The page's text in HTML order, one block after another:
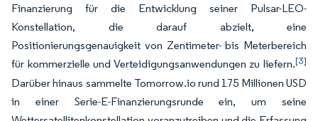
Finanzierung für die Entwicklung seiner Pulsar-LEO-
Konstellation, die darauf abzielt, eine
Positionierungsgenauigkeit von Zentimeter- bis Meterbereich
für kommerzielle und Verteidigungsanwendungen zu liefern.[3]
Darüber hinaus sammelte Tomorrow.io rund 175 Millionen USD
in einer Serie-E-Finanzierungsrunde ein, um seine